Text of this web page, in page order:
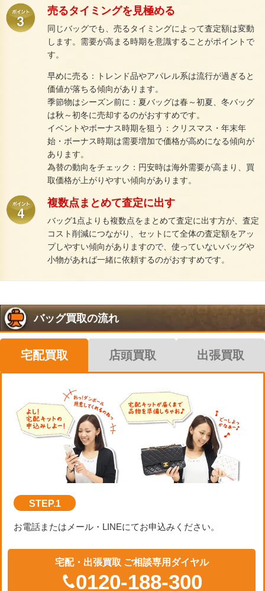
売るタイミングを見極める
同じバッグでも、売るタイミングによって査定額は変動
します。需要が高まる時期を意識することがポイントで
す。
早めに売る：トレンド品やアパレル系は流行が過ぎると
価値が落ちる傾向があります。
季節物はシーズン前に：夏バッグは春～初夏、冬バッグ
は秋～初冬に売却するのがおすすめです。
イベントやボーナス時期を狙う：クリスマス・年末年
始・ボーナス時期は需要増加で価格が高めになる傾向が
あります。
為替の動向をチェック：円安時は海外需要が高まり、買
取価格が上がりやすい傾向があります。
複数点まとめて査定に出す
バッグ1点よりも複数点をまとめて査定に出す方が、査定
コスト削減につながり、セットにて全体の査定額をアッ
プしやすい傾向がありますので、使っていないバッグや
小物があれば一緒に依頼するのがおすすめです。
バッグ買取の流れ
宅配買取 店頭買取 出張買取
STEP.1
お電話またはメール・LINEにてお申込みください。
宅配・出張買取 ご相談専用ダイヤル
0120-188-300